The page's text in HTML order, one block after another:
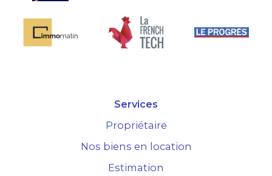
Services
Propriétaire
Nos biens en location
Estimation